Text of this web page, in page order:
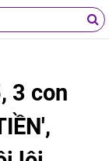
3 con